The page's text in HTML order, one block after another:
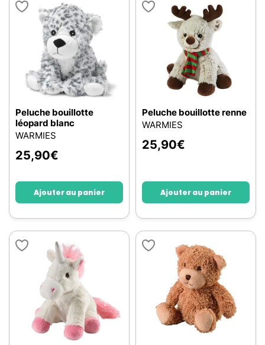
Peluche bouillotte
léopard blanc
WARMIES
25,90€
Ajouter au panier
Peluche bouillotte renne
WARMIES
25,90€
Ajouter au panier